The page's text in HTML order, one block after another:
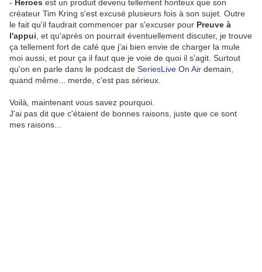
- Heroes est un produit devenu tellement honteux que son
créateur Tim Kring s'est excusé plusieurs fois à son sujet. Outre
le fait qu'il faudrait commencer par s'excuser pour Preuve à
l'appui , et qu'après on pourrait éventuellement discuter, je trouve
ça tellement fort de café que j'ai bien envie de charger la mule
moi aussi, et pour ça il faut que je voie de quoi il s'agit. Surtout
qu'on en parle dans le podcast de SeriesLive On Air demain,
quand même... merde, c'est pas sérieux.
Voilà, maintenant vous savez pourquoi.
J'ai pas dit que c'étaient de bonnes raisons, juste que ce sont
mes raisons...